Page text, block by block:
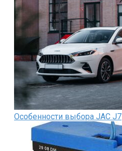
Особенности выбора JAC J7